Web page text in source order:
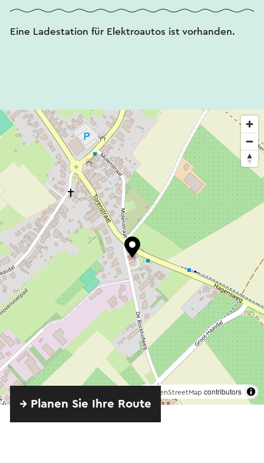
Eine Ladestation für Elektroautos ist vorhanden.
OpenStreetMap contributors
→ Planen Sie Ihre Route